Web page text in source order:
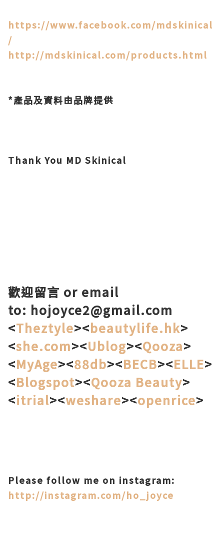
https://www.facebook.com/mdskinical
/
http://mdskinical.com/products.html
*產品及資料由品牌提供
Thank You MD Skinical
歡迎留言 or email
to: hojoyce2@gmail.com
<Theztyle><beautylife.hk>
<she.com><Ublog><Qooza>
<MyAge><88db><BECB><ELLE>
<Blogspot><Qooza Beauty>
<itrial><weshare><openrice>
Please follow me on instagram:
http://instagram.com/ho_joyce